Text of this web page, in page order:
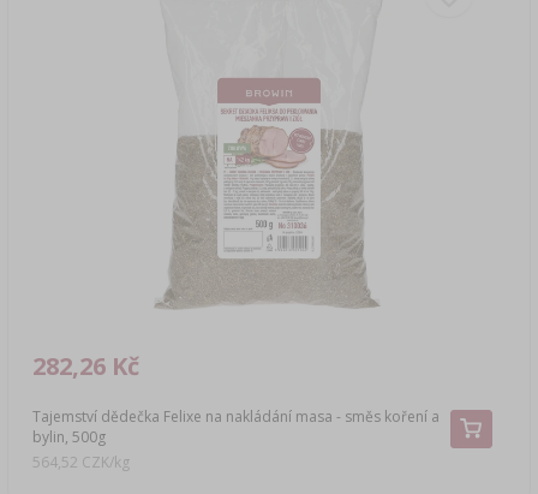
Tajemství dědečka Felixe na nakládání masa - směs koření a
bylin, 500g
282,26 Kč
564,52 CZK/kg